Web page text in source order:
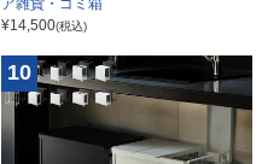
ア雑貨・ゴミ箱
¥14,500(税込)
10